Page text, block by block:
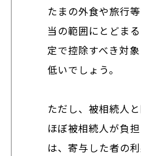
たまの外食や旅行
当の範囲にとどま
定で控除すべき対
低いでしょう。
ただし、被相続人
ほぼ被相続人が負
は、寄与した者の